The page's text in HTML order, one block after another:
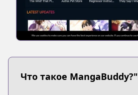
Что такое MangaBuddy?"